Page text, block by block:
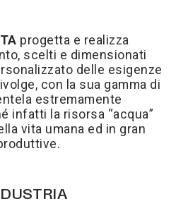
progetta e realizza
scelti e dimensionati
delle esigenze
con la sua gamma di
estremamente
infatti la risorsa “acqua”
vita umana ed in gran